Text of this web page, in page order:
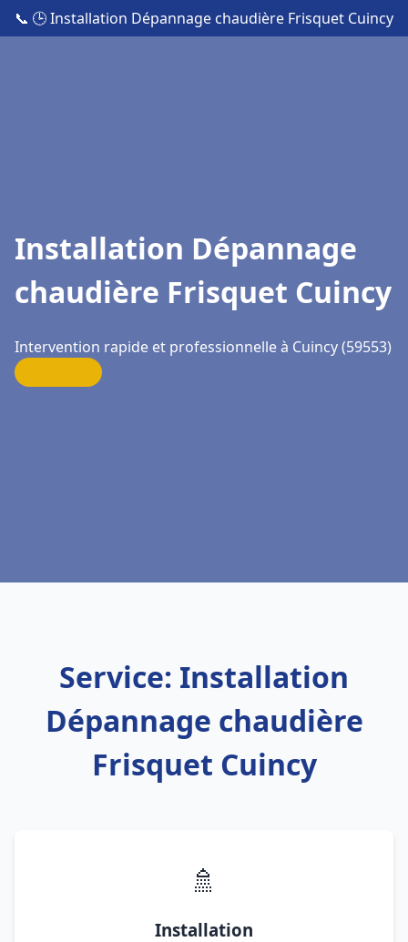
📞 🕒 Installation Dépannage chaudière Frisquet Cuincy
Installation Dépannage
chaudière Frisquet Cuincy
Intervention rapide et professionnelle à Cuincy (59553)
Service: Installation
Dépannage chaudière
Frisquet Cuincy
🚿
Installation